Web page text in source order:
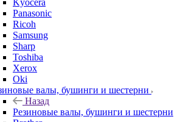
Kyocera
Panasonic
Ricoh
Samsung
Sharp
Toshiba
Xerox
Oki
валы, бушинги и шестерни
Назад
Резиновые валы, бушинги и шестерни